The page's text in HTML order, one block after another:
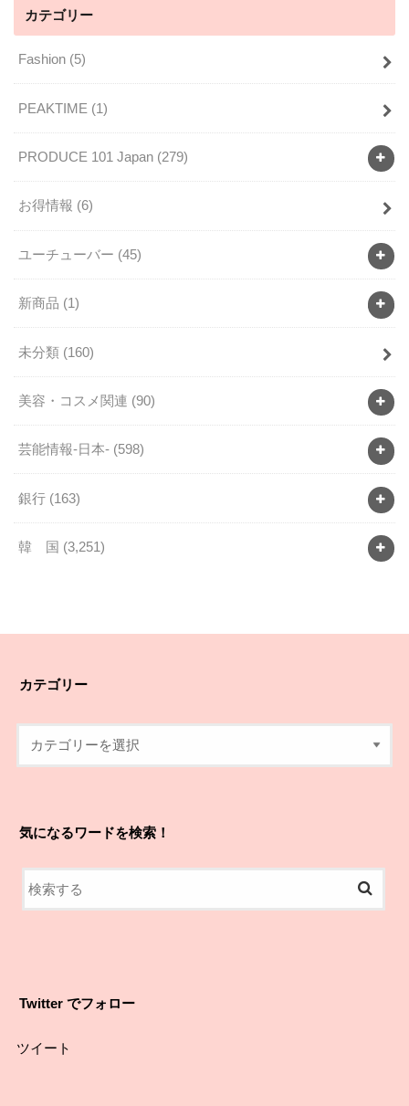
カテゴリー
Fashion (5)
PEAKTIME (1)
PRODUCE 101 Japan (279)
お得情報 (6)
ユーチューバー (45)
新商品 (1)
未分類 (160)
美容・コスメ関連 (90)
芸能情報-日本- (598)
銀行 (163)
韓 国 (3,251)
カテゴリー
気になるワードを検索！
Twitter でフォロー
ツイート